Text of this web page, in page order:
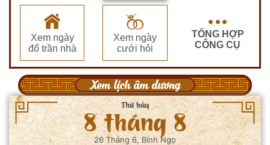
Xem ngày
đổ trần nhà
Xem ngày
cưới hỏi
TỔNG HỢP
CÔNG CỤ
Xem lịch âm dương
Thứ bảy
8 tháng 8
26 Tháng 6, Bính Ngọ